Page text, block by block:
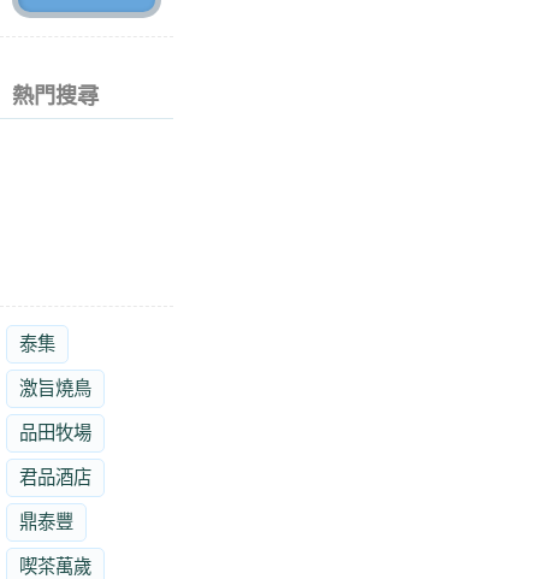
熱門搜尋
泰集
激旨燒鳥
品田牧場
君品酒店
鼎泰豐
喫茶萬歲